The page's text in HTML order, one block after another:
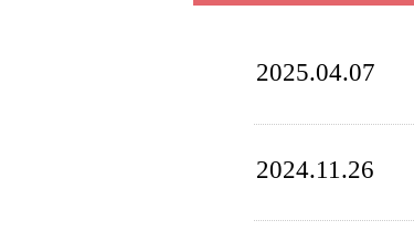
2025.04.07
2024.11.26